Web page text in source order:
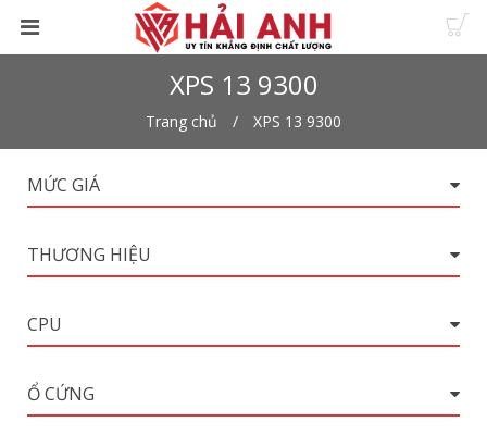
XPS 13 9300
Trang chủ XPS 13 9300
MỨC GIÁ
THƯƠNG HIỆU
CPU
Ổ CỨNG